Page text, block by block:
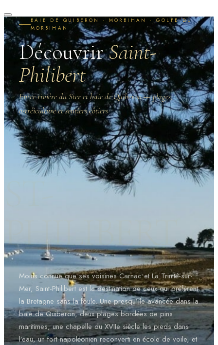
ST-
PHILIBERT
BAIE DE QUIBERON · MORBIHAN · GOLFE DU
MORBIHAN
DécouvrirSaint-
Philibert
Entre rivière du Ster et baie de Quiberon — plages,
ostréiculture et sentiers côtiers
Moins connue que ses voisines Carnac et La Trinité-sur-
Mer, Saint-Philibert est la destination de ceux qui préfèrent
la Bretagne sans la foule. Une presqu’île avancée dans la
baie de Quiberon, deux plages bordées de pins
maritimes, une chapelle du XVIIe siècle les pieds dans
l’eau, un fort napoléonien reconverti en école de voile, et